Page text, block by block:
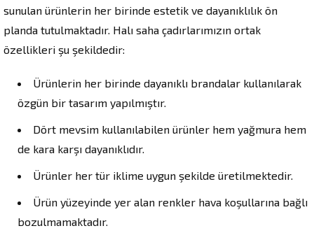
sunulan ürünlerin her birinde estetik ve dayanıklılık ön
planda tutulmaktadır. Halı saha çadırlarımızın ortak
özellikleri şu şekildedir:
Ürünlerin her birinde dayanıklı brandalar kullanılarak
özgün bir tasarım yapılmıştır.
Dört mevsim kullanılabilen ürünler hem yağmura hem
de kara karşı dayanıklıdır.
Ürünler her tür iklime uygun şekilde üretilmektedir.
Ürün yüzeyinde yer alan renkler hava koşullarına bağlı
bozulmamaktadır.